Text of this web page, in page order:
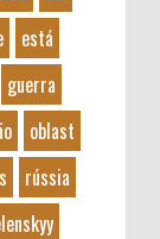
está
guerra
oblast
rússia